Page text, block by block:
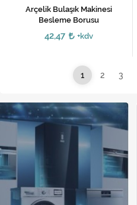
Arçelik Bulaşık Makinesi
Besleme Borusu
42,47 +kdv
1 2 3